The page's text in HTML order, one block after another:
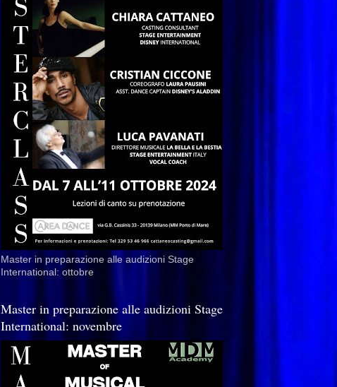
Master in preparazione alle audizioni Stage
International: ottobre
Master in preparazione alle audizioni Stage
International: novembre